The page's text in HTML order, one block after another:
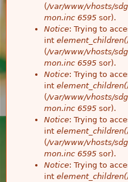
(/var/www/vhosts/
mon.inc 6595 sor).
Notice: Trying to
int
(/var/www/vhosts/
mon.inc 6595 sor).
Notice: Trying to
int
(/var/www/vhosts/
mon.inc 6595 sor).
Notice: Trying to
int
(/var/www/vhosts/
mon.inc 6595 sor).
Notice: Trying to
int